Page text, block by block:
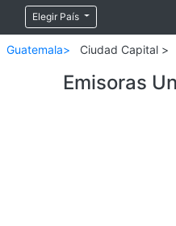
Elegir País
Guatemala> Ciudad Capital >
Emisoras